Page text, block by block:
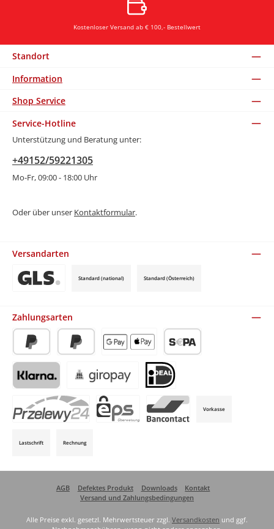
Kostenloser Versand ab € 100,- Bestellwert
Standort
Information
Shop Service
Service-Hotline
Unterstützung und Beratung unter:
+49152/59221305
Mo-Fr, 09:00 - 18:00 Uhr
Oder über unser Kontaktformular.
Versandarten
Standard (national) Standard (Österreich)
Zahlungsarten
PayPal Später BezahlenApple Pay / Google Pay (via Stripe)
SEPA-Lastschrift (via Stripe)
Klarna (via Stripe)Giropay (via Stripe) iDeal (via Stripe)
Vorkasse
Lastschrift Rechnung
AGB Defektes Produkt Downloads
Kontakt
Versand und Zahlungsbedingungen
Alle Preise exkl. gesetzl. Mehrwertsteuer zzgl. Versandkosten und ggf.